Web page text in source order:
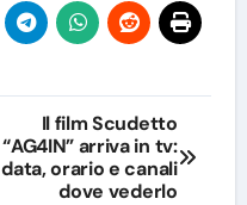
Il film Scudetto
“AG4IN” arriva in tv:
data, orario e canali
dove vederlo